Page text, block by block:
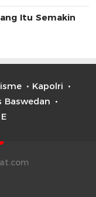
Itu Semakin
Kapolri
Baswedan